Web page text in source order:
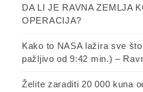
DA LI JE RAVNA ZEMLJA
OPERACIJA?
Kako to NASA lažira sve
pažljivo od 9:42 min.) –
Želite zaraditi 20 000 kuna